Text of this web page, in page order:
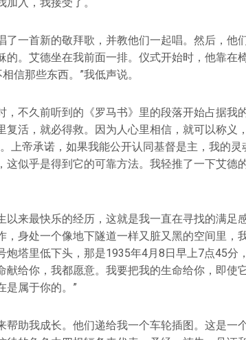
了一首新的敬拜歌，并教他们一起唱。然后，他
。艾德坐在我前面一排。仪式开始时，他靠在
信那些东西。”我低声说。
不久前听到的《罗马书》里的段落开始占据我
复活，就必得救。因为人心里相信，就可以称义
上帝承诺，如果我能公开认同基督是主，我的灵
似乎是得到它的可靠方法。我轻推了一下艾德
以来最快乐的经历，这就是我一直在寻找的满足
，身处一个像地下隧道一样又脏又黑的空间里，
塔里低下头，那是1935年4月8日早上7点45分
献给你，我都愿意。我要把我的生命给你，即使
是属于你的。”
帮助我成长。他们递给我一个车轮插图。这是一